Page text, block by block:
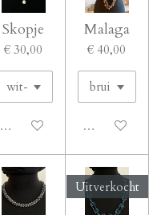
Skopje
€ 30,00
Uitgeschakeld
Malaga
€ 40,00
Uitgeschakeld
Uitverkocht